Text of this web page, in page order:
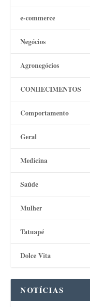
e-commerce
Negócios
Agronegócios
CONHECIMENTOS
Comportamento
Geral
Medicina
Saúde
Mulher
Tatuapé
Dolce Vita
NOTÍCIAS